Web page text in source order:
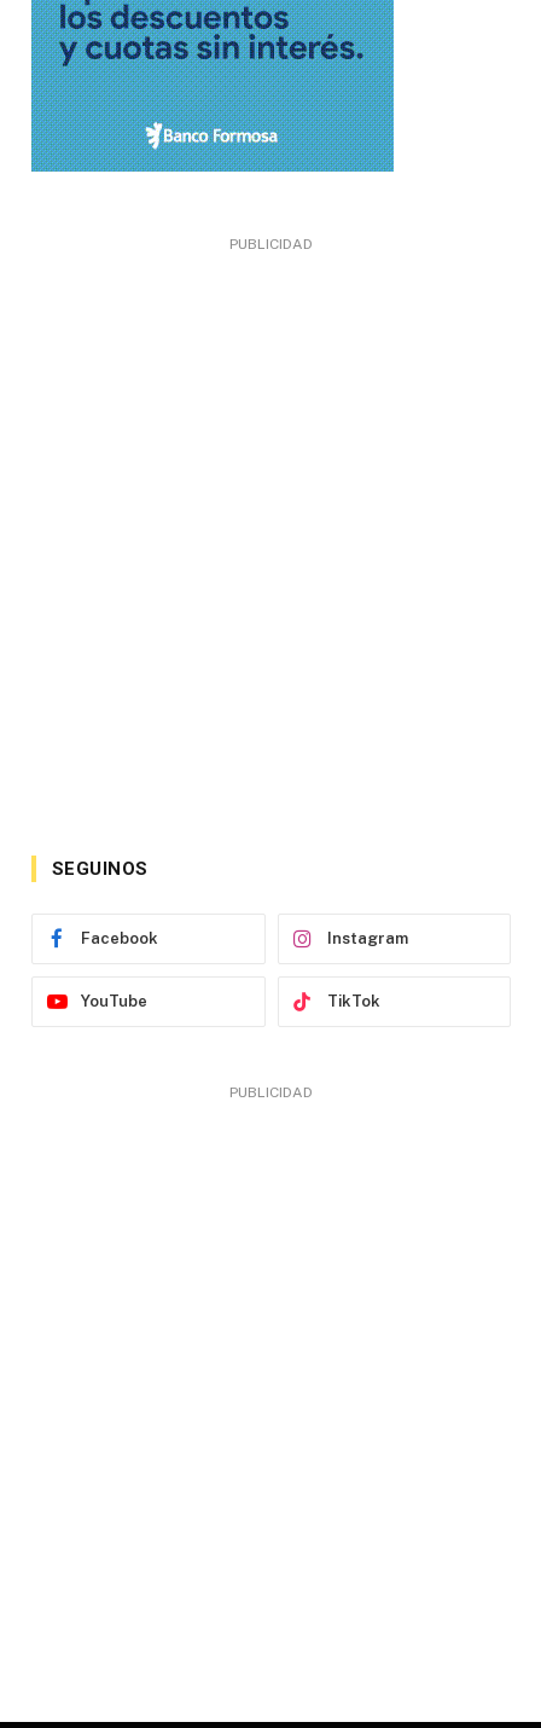
PUBLICIDAD
SEGUINOS
Facebook Instagram
YouTube TikTok
PUBLICIDAD